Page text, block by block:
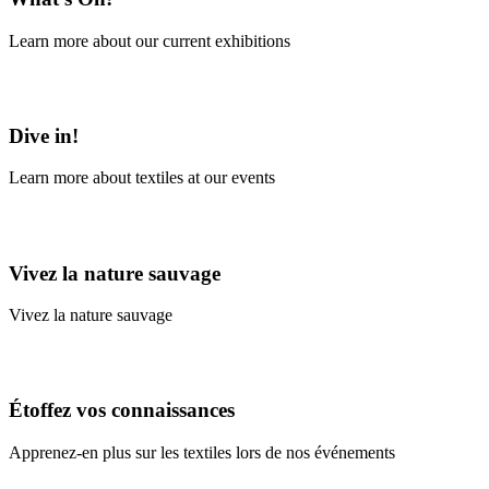
Learn more about our current exhibitions
Dive in!
Learn more about textiles at our events
Vivez la nature sauvage
Vivez la nature sauvage
Étoffez vos connaissances
Apprenez-en plus sur les textiles lors de nos événements